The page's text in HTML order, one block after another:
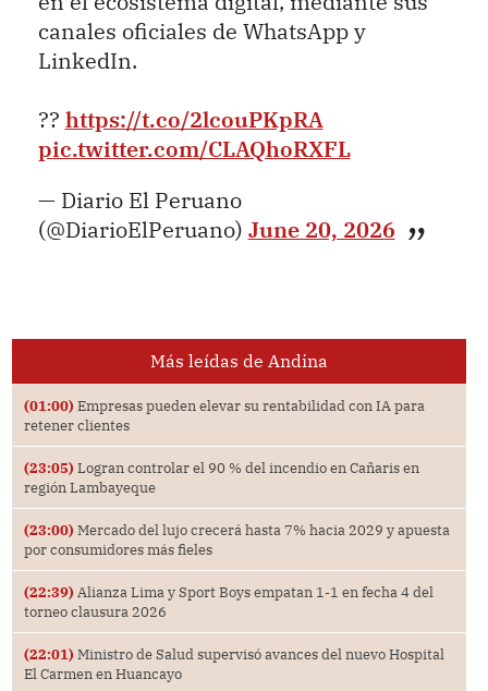
canales oficiales de WhatsApp y
LinkedIn.
?? https://t.co/2lcouPKpRA
pic.twitter.com/CLAQhoRXFL
— Diario El Peruano
(@DiarioElPeruano) June 20, 2026
Más leídas de Andina
(01:00) Empresas pueden elevar su rentabilidad con IA para
retener clientes
(23:05) Logran controlar el 90 % del incendio en Cañaris en
región Lambayeque
(23:00) Mercado del lujo crecerá hasta 7% hacia 2029 y apuesta
por consumidores más fieles
(22:39) Alianza Lima y Sport Boys empatan 1-1 en fecha 4 del
torneo clausura 2026
(22:01) Ministro de Salud supervisó avances del nuevo Hospital
El Carmen en Huancayo